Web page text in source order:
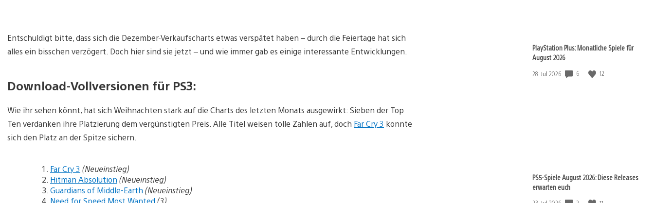
Entschuldigt bitte, dass sich die Dezember-Verkaufscharts etwas verspätet haben – durch die Feiertage hat sich
alles ein bisschen verzögert. Doch hier sind sie jetzt – und wie immer gab es einige interessante Entwicklungen.
Download-Vollversionen für PS3:
Wie ihr sehen könnt, hat sich Weihnachten stark auf die Charts des letzten Monats ausgewirkt: Sieben der Top
Ten verdanken ihre Platzierung dem vergünstigten Preis. Alle Titel weisen tolle Zahlen auf, doch Far Cry 3 konnte
sich den Platz an der Spitze sichern.
Far Cry 3 (Neueinstieg)
Hitman Absolution (Neueinstieg)
Guardians of Middle-Earth (Neueinstieg)
Need for Speed Most Wanted (3)
PlayStation Plus: Monatliche Spiele für
August 2026
Veröffentlichungsdatum:
28. Jul 2026 6 12
PS5-Spiele August 2026: Diese Releases
erwarten euch